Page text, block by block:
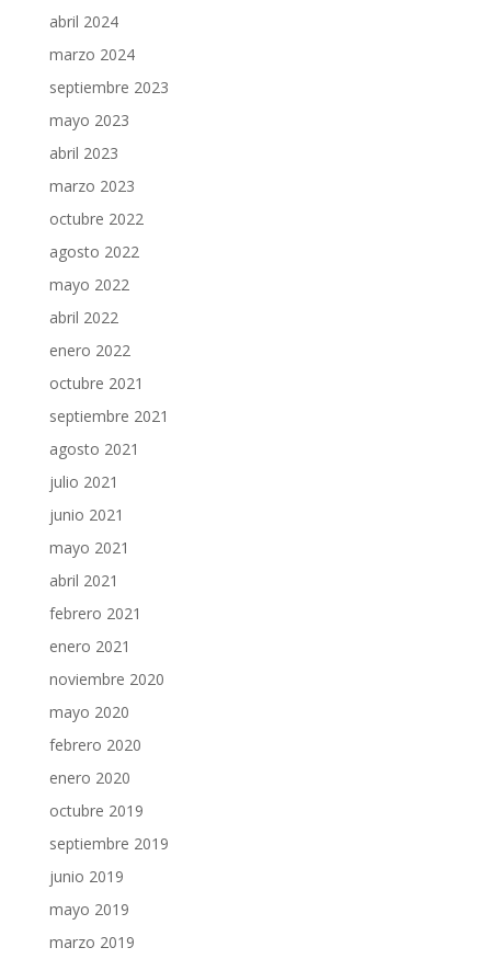
abril 2024
marzo 2024
septiembre 2023
mayo 2023
abril 2023
marzo 2023
octubre 2022
agosto 2022
mayo 2022
abril 2022
enero 2022
octubre 2021
septiembre 2021
agosto 2021
julio 2021
junio 2021
mayo 2021
abril 2021
febrero 2021
enero 2021
noviembre 2020
mayo 2020
febrero 2020
enero 2020
octubre 2019
septiembre 2019
junio 2019
mayo 2019
marzo 2019